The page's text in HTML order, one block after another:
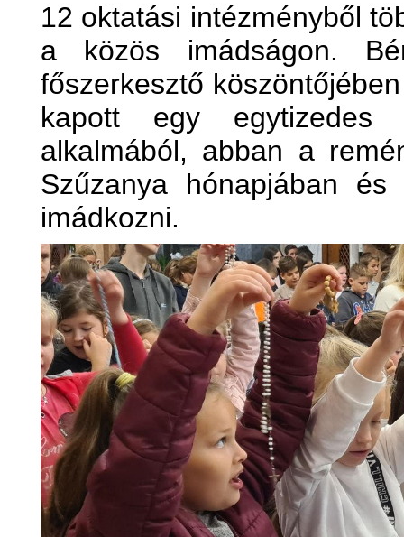
12 oktatási intézményből
a közös imádságon.
főszerkesztő
kapott egy
alkalmából, abban a
Szűzanya hónapjában
imádkozni.